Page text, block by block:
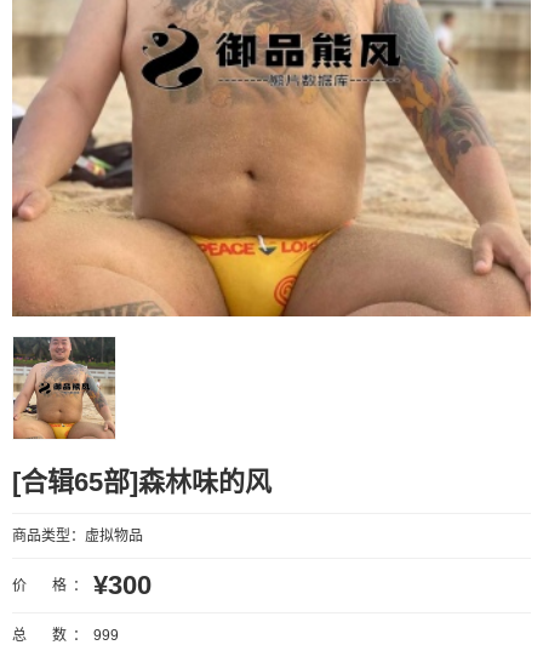
[合辑65部]森林味的风
商品类型： 虚拟物品
价 格： ¥300
总 数： 999